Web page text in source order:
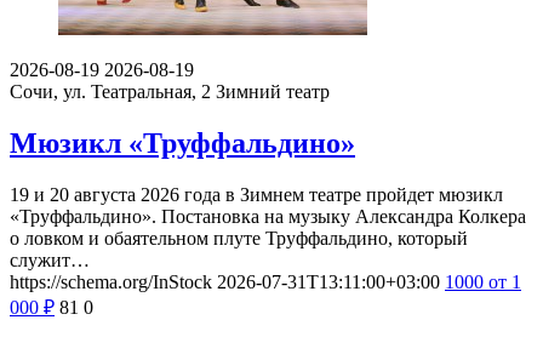
2026-08-19 2026-08-19
Сочи, ул. Театральная, 2 Зимний театр
Мюзикл «Труффальдино»
19 и 20 августа 2026 года в Зимнем театре пройдет мюзикл
«Труффальдино». Постановка на музыку Александра Колкера
о ловком и обаятельном плуте Труффальдино, который
служит…
https://schema.org/InStock 2026-07-31T13:11:00+03:00 1000 от 1
000 ₽ 81 0